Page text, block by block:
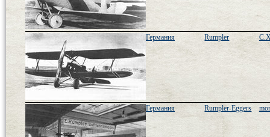
Германия Rumpler
Германия Rumpler-Eggers